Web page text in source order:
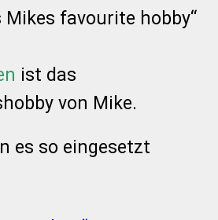
Mikes favourite hobby“
ist das
von Mike.
es so eingesetzt